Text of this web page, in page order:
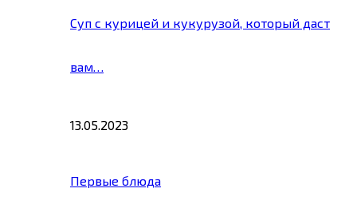
Суп с курицей и кукурузой, который даст
вам…
13.05.2023
Первые блюда